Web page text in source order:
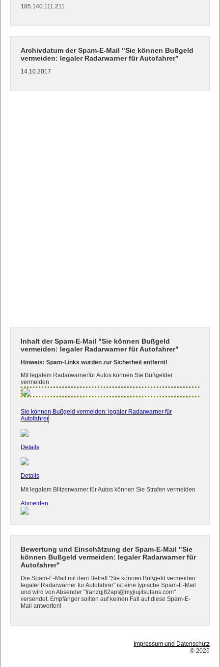
185.140.111.211
Archivdatum der Spam-E-Mail "Sie können Bußgeld
vermeiden: legaler Radarwarner für Autofahrer"
14.10.2017
Inhalt der Spam-E-Mail "Sie können Bußgeld
vermeiden: legaler Radarwarner für Autofahrer"
Hinweis: Spam-Links wurden zur Sicherheit entfernt!
Mit legalem Radarwarnerfür Autos können Sie Bußgelder
vermeiden
Sie können Bußgeld vermeiden: legaler Radarwarner für
Autofahrer
Details
Details
Mit legalem Blitzerwarner für Autos können Sie Strafen vermeiden
Abmelden
Bewertung und Einschätzung der Spam-E-Mail "Sie
können Bußgeld vermeiden: legaler Radarwarner für
Autofahrer"
Die Spam-E-Mail mit dem Betreff "Sie können Bußgeld vermeiden:
legaler Radarwarner für Autofahrer" ist eine typische Spam-E-Mail
und wird von Absender "franzqj82apt@myjiujitsufans.com"
versendet. Empfänger sollten auf keinen Fall auf diese Spam-E-
Mail antworten!
Impressum und Datenschutz
© 2026